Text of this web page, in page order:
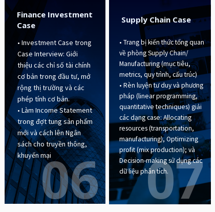
• Investment Case trong
Case Interview: Giới
thiệu các chỉ số tài chính
cơ bản trong đầu tư, mở
rộng thị trường và các
phép tính cơ bản.
• Làm Income Statement
trong đợt tung sản phẩm
mới và cách lên Ngân
sách cho truyền thông,
khuyến mại
Finance Investment
Case
06
• Trang bị kiến thức tổng quan
về phòng Supply Chain/
Manufacturing (mục tiêu,
metrics, quy trình, cấu trúc)
• Rèn luyện tư duy và phương
pháp (linear programming,
quantitative techniques) giải
các dạng case: Allocating
resources (transportation,
manufacturing), Optimizing
profit (mix production); và
Decision-making sử dụng các
dữ liệu phân tích.
Supply Chain Case
07